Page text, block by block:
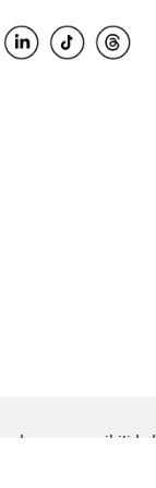
para accesibilidad